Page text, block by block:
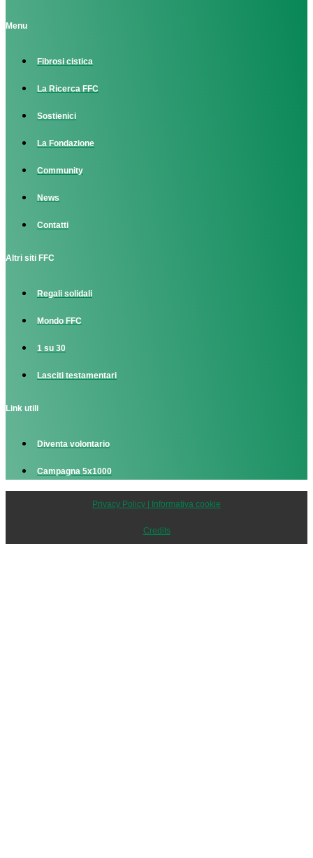
Menu
Fibrosi cistica
La Ricerca FFC
Sostienici
La Fondazione
Community
News
Contatti
Altri siti FFC
Regali solidali
Mondo FFC
1 su 30
Lasciti testamentari
Link utili
Diventa volontario
Campagna 5x1000
Privacy Policy | Informativa cookie
Credits